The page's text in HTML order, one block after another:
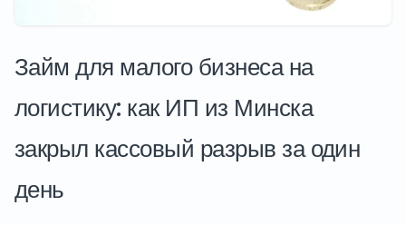
Займ для малого бизнеса на
логистику: как ИП из Минска
закрыл кассовый разрыв за один
день